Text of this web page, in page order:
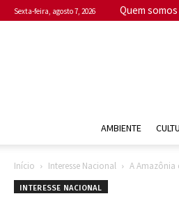
sexta-feira, agosto 7, 2026 Quem somos
AMBIENTE
Início Interesse Nacional A Amazônia
INTERESSE NACIONAL